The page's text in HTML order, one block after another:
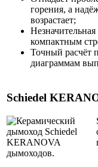
горения, а
возрастает;
компактным
Точный расчёт
диаграммам
Schiedel
дымоходов.